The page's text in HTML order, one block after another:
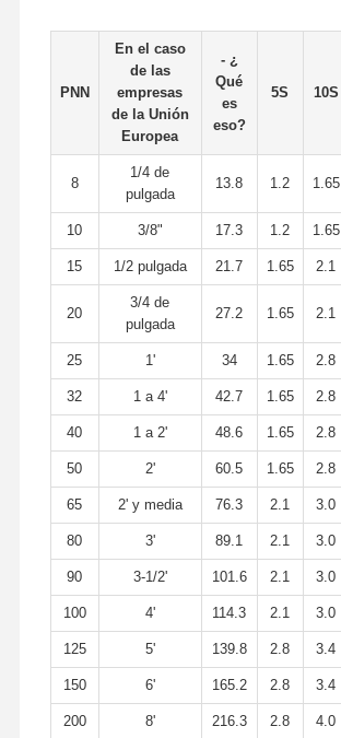
PNN
En el caso
de las
empresas
de la Unión
Europea
- ¿
Qué
es
eso?
5S 10S
8
1/4 de
pulgada
13.8 1.2 1.65
10 3/8" 17.3 1.2 1.65
15 1/2 pulgada 21.7 1.65 2.1
20
3/4 de
pulgada
27.2 1.65 2.1
25 1' 34 1.65 2.8
32 1 a 4' 42.7 1.65 2.8
40 1 a 2' 48.6 1.65 2.8
50 2' 60.5 1.65 2.8
65 2' y media 76.3 2.1 3.0
80 3' 89.1 2.1 3.0
90 3-1/2' 101.6 2.1 3.0
100 4' 114.3 2.1 3.0
125 5' 139.8 2.8 3.4
150 6' 165.2 2.8 3.4
200 8' 216.3 2.8 4.0